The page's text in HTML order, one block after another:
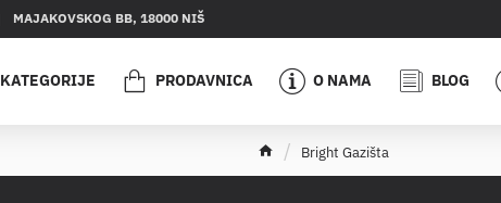
MAJAKOVSKOG BB, 18000 NIŠ
KATEGORIJE PRODAVNICA O NAMA BLOG
h
o
Bright Gazišta